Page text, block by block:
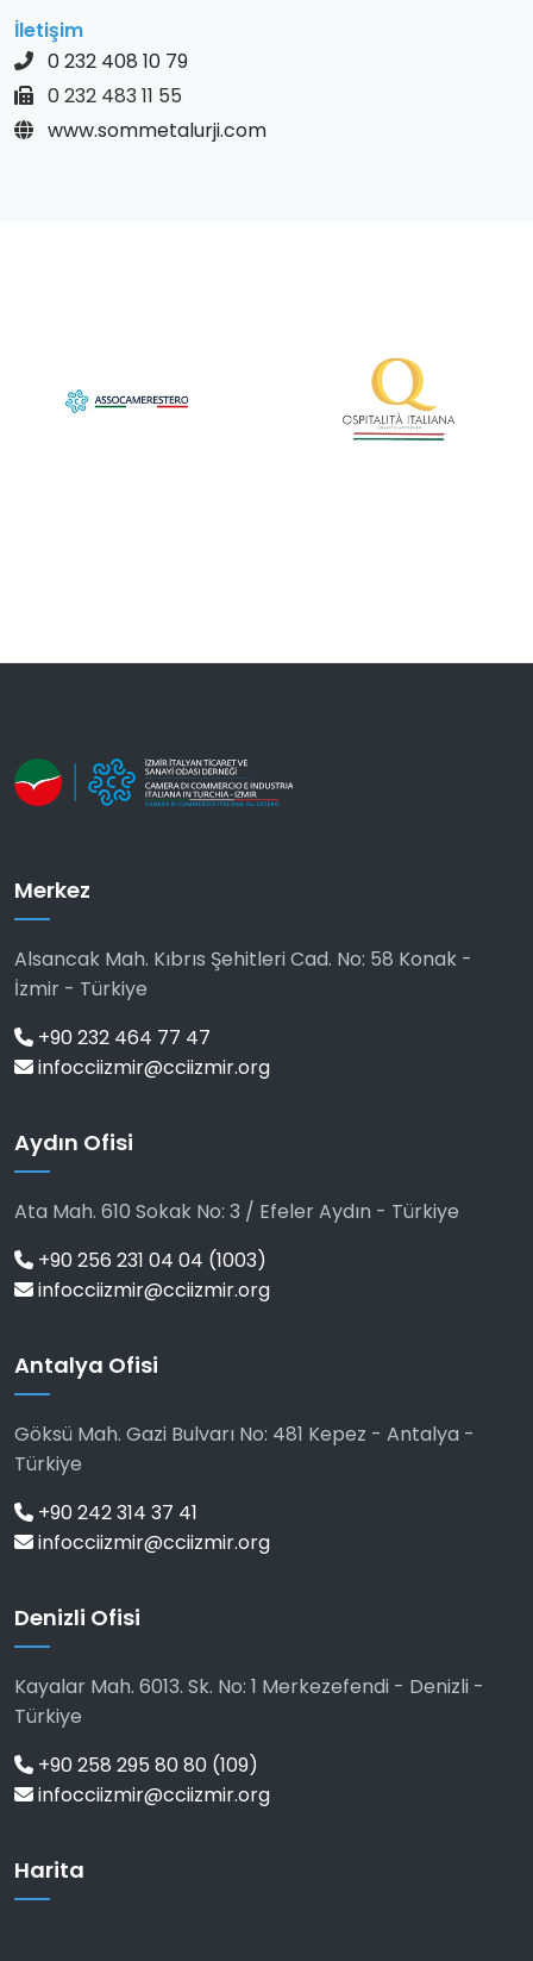
İletişim
0 232 408 10 79
0 232 483 11 55
www.sommetalurji.com
Merkez
Alsancak Mah. Kıbrıs Şehitleri Cad. No: 58 Konak -
İzmir - Türkiye
+90 232 464 77 47
infocciizmir@cciizmir.org
Aydın Ofisi
Ata Mah. 610 Sokak No: 3 / Efeler Aydın - Türkiye
+90 256 231 04 04 (1003)
infocciizmir@cciizmir.org
Antalya Ofisi
Göksü Mah. Gazi Bulvarı No: 481 Kepez - Antalya -
Türkiye
+90 242 314 37 41
infocciizmir@cciizmir.org
Denizli Ofisi
Kayalar Mah. 6013. Sk. No: 1 Merkezefendi - Denizli -
Türkiye
+90 258 295 80 80 (109)
infocciizmir@cciizmir.org
Harita